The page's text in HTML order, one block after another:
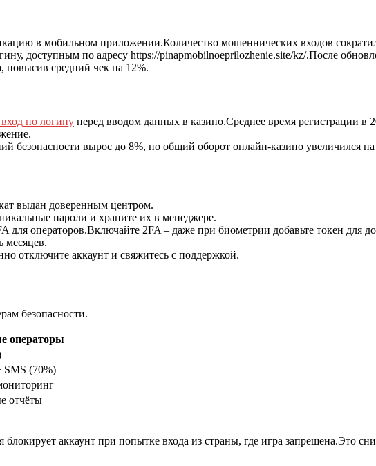
в мобильном приложении.Количество мошеннических входов
доступным по адресу https://pinapmobilnoeprilozhenie.site/kz/.После
повысив средний чек на 12%.
по логину перед вводом данных в казино.Среднее время регистрации в
безопасности вырос до 8%, но общий оборот онлайн‑казино увеличился
выдан доверенным центром.
пароли и храните их в менеджере.
для операторов.Включайте 2FA – даже при биометрии добавьте токен для
месяцев.
отключите аккаунт и свяжитесь с поддержкой.
безопасности.
операторы
SMS (70%)
отчёты
аккаунт при попытке входа из страны, где игра запрещена.Это